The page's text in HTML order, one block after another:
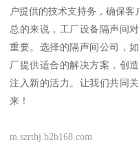
户提供的技术支持务，确保客
总的来说，工厂设备隔声间
重要。选择的隔声间公司，
厂提供适合的解决方案，创
注入新的活力。让我们共同
来！
m.szrthj.b2b168.com